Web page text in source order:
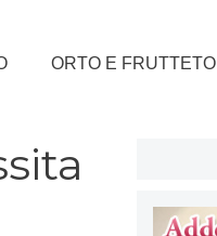
ORTO E FRUTTETO